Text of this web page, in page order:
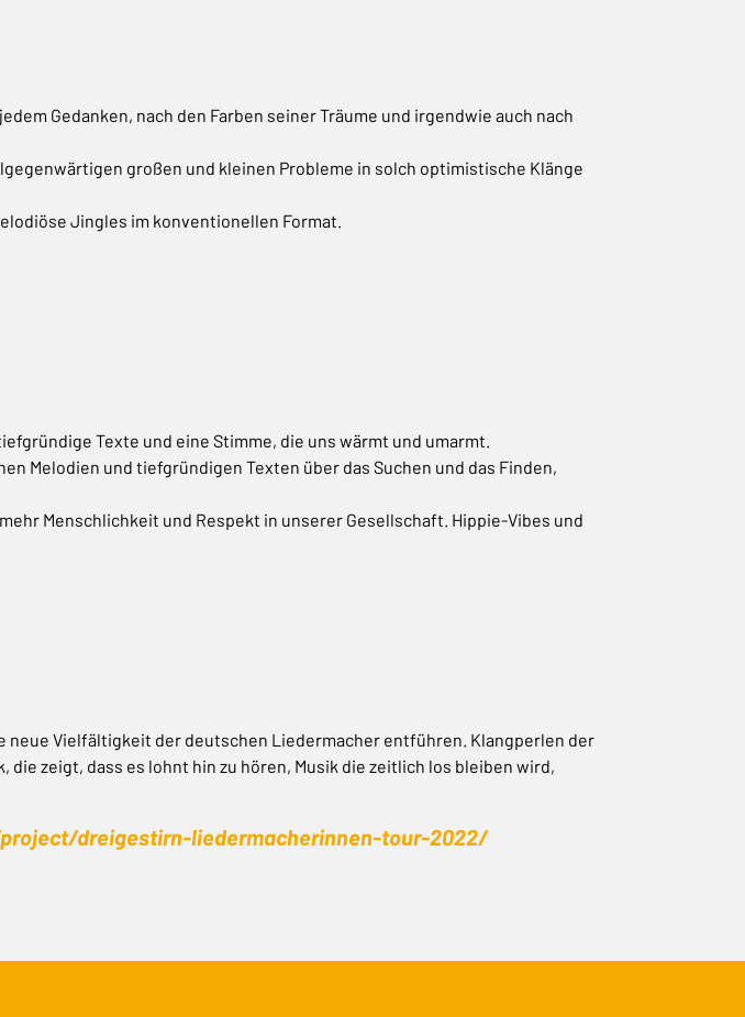
Gedanken, nach den Farben seiner Träume und irgendwie auch nach
großen und kleinen Probleme in solch optimistische Klänge
Jingles im konventionellen Format.
Texte und eine Stimme, die uns wärmt und umarmt.
Melodien und tiefgründigen Texten über das Suchen und das Finden,
Menschlichkeit und Respekt in unserer Gesellschaft. Hippie-Vibes und
neue Vielfältigkeit der deutschen Liedermacher entführen. Klangperlen der
zeigt, dass es lohnt hin zu hören, Musik die zeitlich los bleiben wird,
dreigestirn-liedermacherinnen-tour-2022/